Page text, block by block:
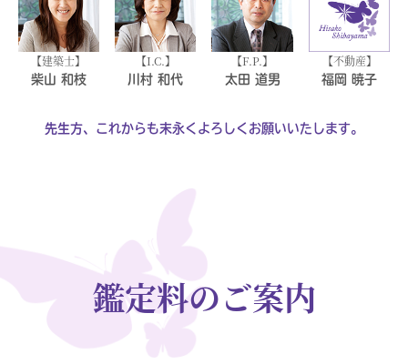
建築士
柴山 和枝
I.C.
川村 和代
F.P.
太田 道男
不動産
福岡 暁子
先生方、これからも末永くよろしくお願いいたします。
鑑定料のご案内